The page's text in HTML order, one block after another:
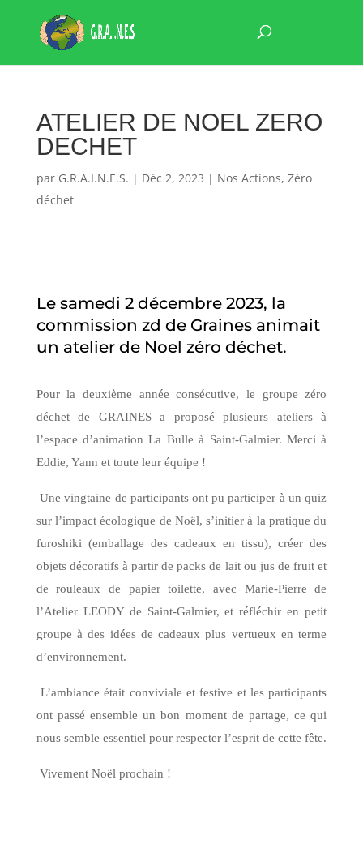
ATELIER DE NOEL ZERO
DECHET
par G.R.A.I.N.E.S. | Déc 2, 2023 | Nos Actions, Zéro
déchet
Le samedi 2 décembre 2023, la
commission zd de Graines animait
un atelier de Noel zéro déchet.
Pour la deuxième année consécutive, le groupe zéro
déchet de GRAINES a proposé plusieurs ateliers à
l’espace d’animation La Bulle à Saint-Galmier. Merci à
Eddie, Yann et toute leur équipe !
Une vingtaine de participants ont pu participer à un quiz
sur l’impact écologique de Noël, s’initier à la pratique du
furoshiki (emballage des cadeaux en tissu), créer des
objets décoratifs à partir de packs de lait ou jus de fruit et
de rouleaux de papier toilette, avec Marie-Pierre de
l’Atelier LEODY de Saint-Galmier, et réfléchir en petit
groupe à des idées de cadeaux plus vertueux en terme
d’environnement.
L’ambiance était conviviale et festive et les participants
ont passé ensemble un bon moment de partage, ce qui
nous semble essentiel pour respecter l’esprit de cette fête.
Vivement Noël prochain !